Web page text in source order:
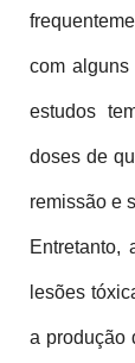
com alguns
estudos
doses de
remissão e
Entretanto,
lesões
a produção